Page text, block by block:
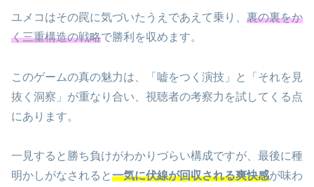
ユメコはその罠に気づいたうえであえて乗り、 裏の裏をか
く三重構造の戦略で勝利を収めます。
このゲームの真の魅力は、「嘘をつく演技」と「それを見
抜く洞察」が重なり合い、視聴者の考察力を試してくる点
にあります。
一見すると勝ち負けがわかりづらい構成ですが、最後に種
明かしがなされると一気に伏線が回収される爽快感が味わ